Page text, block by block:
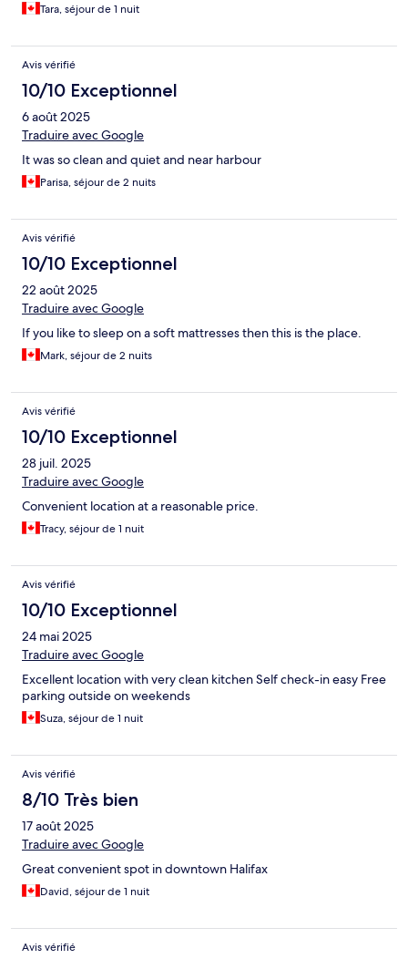
Tara, séjour de 1 nuit
Avis vérifié
10/10 Exceptionnel
6 août 2025
Traduire avec Google
It was so clean and quiet and near harbour
Parisa, séjour de 2 nuits
Avis vérifié
10/10 Exceptionnel
22 août 2025
Traduire avec Google
If you like to sleep on a soft mattresses then this is the place.
Mark, séjour de 2 nuits
Avis vérifié
10/10 Exceptionnel
28 juil. 2025
Traduire avec Google
Convenient location at a reasonable price.
Tracy, séjour de 1 nuit
Avis vérifié
10/10 Exceptionnel
24 mai 2025
Traduire avec Google
Excellent location with very clean kitchen Self check-in easy Free
parking outside on weekends
Suza, séjour de 1 nuit
Avis vérifié
8/10 Très bien
17 août 2025
Traduire avec Google
Great convenient spot in downtown Halifax
David, séjour de 1 nuit
Avis vérifié